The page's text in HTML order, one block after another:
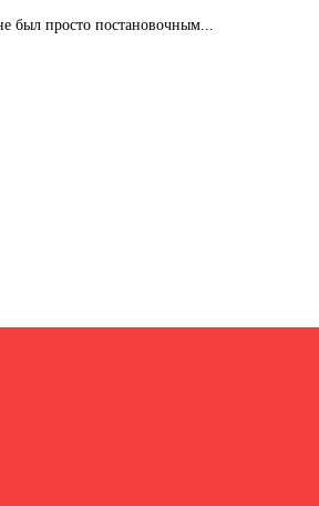
был просто постановочным...